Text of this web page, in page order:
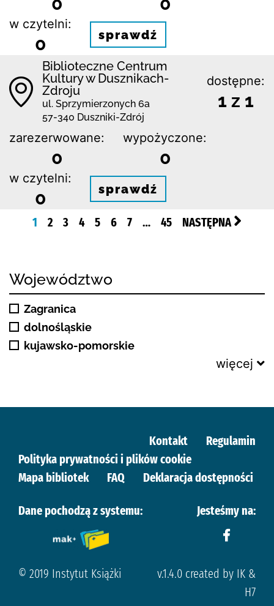
w czytelni:
0 sprawdź
Biblioteczne Centrum
Kultury w Dusznikach-
Zdroju
ul. Sprzymierzonych 6a
57-340 Duszniki-Zdrój
dostępne:
1 z 1
zarezerwowane:
0
wypożyczone:
0
w czytelni:
0 sprawdź
1 2 3 4 5 6 7 … 45 NASTĘPNA
Województwo
Zagranica
dolnośląskie
kujawsko-pomorskie
więcej
Kontakt
Regulamin
Polityka prywatności i plików cookie
Mapa bibliotek
FAQ Deklaracja dostępności
Dane pochodzą z systemu: Jesteśmy na:
© 2019 Instytut Książki
v.1.4.0 created by IK &
H7